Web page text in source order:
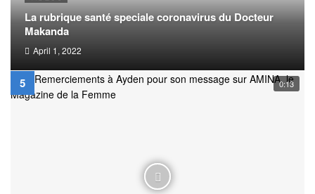
La rubrique santé speciale coronavirus du Docteur
Makanda
April 1, 2022
0:13